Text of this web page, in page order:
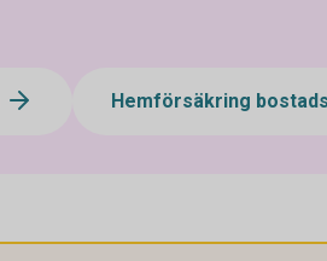
Hemförsäkring